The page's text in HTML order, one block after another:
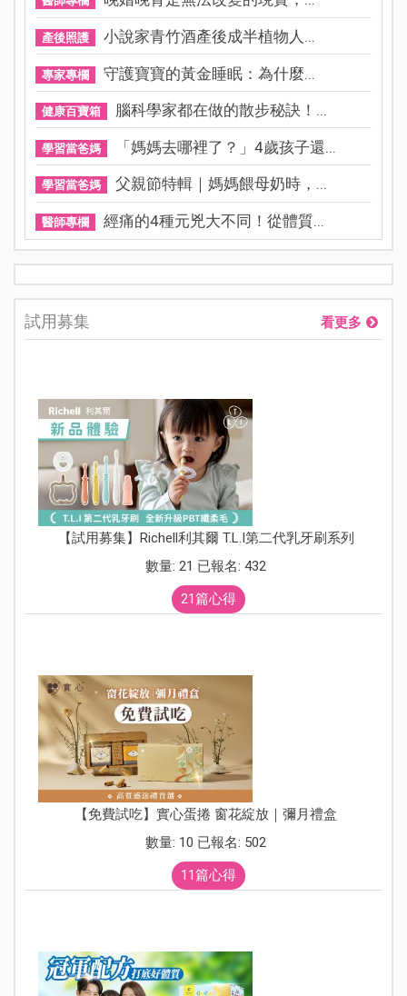
產後照護 小說家青竹酒產後成半植物人...
專家專欄 守護寶寶的黃金睡眠：為什麼...
健康百寶箱 腦科學家都在做的散步秘訣！...
學習當爸媽 「媽媽去哪裡了？」4歲孩子還...
學習當爸媽 父親節特輯｜媽媽餵母奶時，...
醫師專欄 經痛的4種元兇大不同！從體質...
試用募集 看更多
【試用募集】Richell利其爾 T.L.I第二代乳牙刷系列
數量: 21 已報名: 432
21篇心得
【免費試吃】實心蛋捲 窗花綻放｜彌月禮盒
數量: 10 已報名: 502
11篇心得